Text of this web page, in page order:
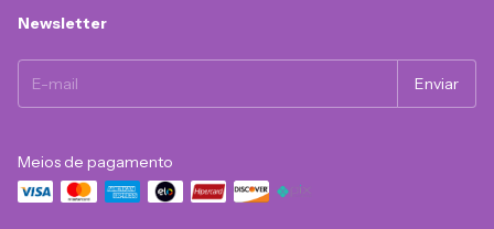
Newsletter
Meios de pagamento